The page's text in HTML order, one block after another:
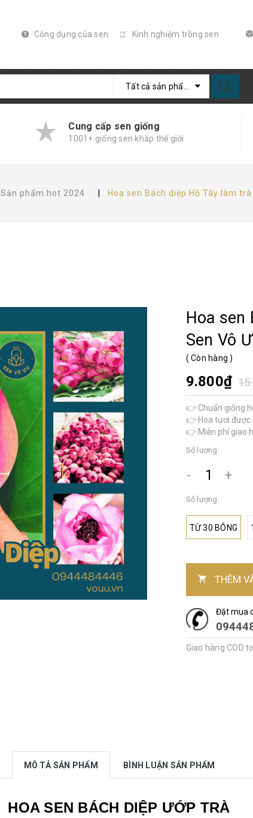
Công dụng của sen Kinh nghiệm trồng sen
Cung cấp sen giống
1001+ giống sen khắp thế giới
Sản phẩm hot 2024 Hoa sen Bách diệp Hồ Tây làm
Hoa sen
Sen Vô
(Còn hàng )
9.800₫
👉 Chuẩn giống
👉 Hoa tươi được
👉 Miễn phí giao
Số lượng:
- +
Số lượng:
TỪ 30 BÔNG
THÊM
Đặt mua
Giao hàng COD
MÔ TẢ SẢN PHẨM BÌNH LUẬN SẢN PHẨM
HOA SEN BÁCH DIỆP ƯỚP TRÀ